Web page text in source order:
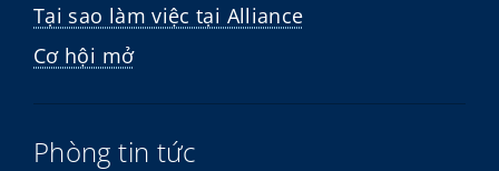
Tại sao làm việc tại Alliance
Cơ hội mở
Phòng tin tức